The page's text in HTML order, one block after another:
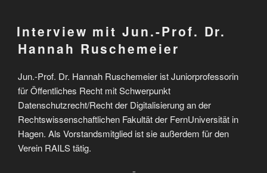
Interview mit Jun.-Prof. Dr.
Hannah Ruschemeier
Jun.-Prof. Dr. Hannah Ruschemeier ist Juniorprofessorin
für Öffentliches Recht mit Schwerpunkt
Datenschutzrecht/Recht der Digitalisierung an der
Rechtswissenschaftlichen Fakultät der FernUniversität in
Hagen. Als Vorstandsmitglied ist sie außerdem für den
Verein RAILS tätig.